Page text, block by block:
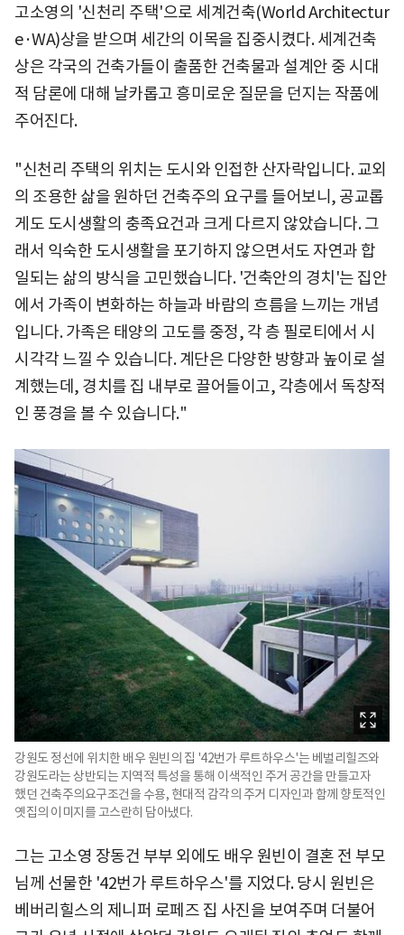
고소영의 '신천리 주택'으로 세계건축(World Architectur
e·WA)상을 받으며 세간의 이목을 집중시켰다. 세계건축
상은 각국의 건축가들이 출품한 건축물과 설계안 중 시대
적 담론에 대해 날카롭고 흥미로운 질문을 던지는 작품에
주어진다.
"신천리 주택의 위치는 도시와 인접한 산자락입니다. 교외
의 조용한 삶을 원하던 건축주의 요구를 들어보니, 공교롭
게도 도시생활의 충족요건과 크게 다르지 않았습니다. 그
래서 익숙한 도시생활을 포기하지 않으면서도 자연과 합
일되는 삶의 방식을 고민했습니다. '건축안의 경치'는 집안
에서 가족이 변화하는 하늘과 바람의 흐름을 느끼는 개념
입니다. 가족은 태양의 고도를 중정, 각 층 필로티에서 시
시각각 느낄 수 있습니다. 계단은 다양한 방향과 높이로 설
계했는데, 경치를 집 내부로 끌어들이고, 각층에서 독창적
인 풍경을 볼 수 있습니다."
강원도 정선에 위치한 배우 원빈의 집 '42번가 루트하우스'는 베벌리힐즈와
강원도라는 상반되는 지역적 특성을 통해 이색적인 주거 공간을 만들고자
했던 건축주의요구조건을 수용, 현대적 감각의 주거 디자인과 함께 향토적인
옛집의 이미지를 고스란히 담아냈다.
그는 고소영 장동건 부부 외에도 배우 원빈이 결혼 전 부모
님께 선물한 '42번가 루트하우스'를 지었다. 당시 원빈은
베버리힐스의 제니퍼 로페즈 집 사진을 보여주며 더불어